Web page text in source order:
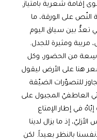
إقامة شعرية بامتياز.
على الورقة، ما
تعدُّ بين سياق اليوم
مريبة ومثيرة للجدل.
سِعة من الحضور، وكل
هنا على الأرض ليقول
للتصوّرات الضيّقة
العاطفيّ المجبول على
في إطار الإمتاع
إذ ما يزال لدينا
بالنظر بعيداً. لكن